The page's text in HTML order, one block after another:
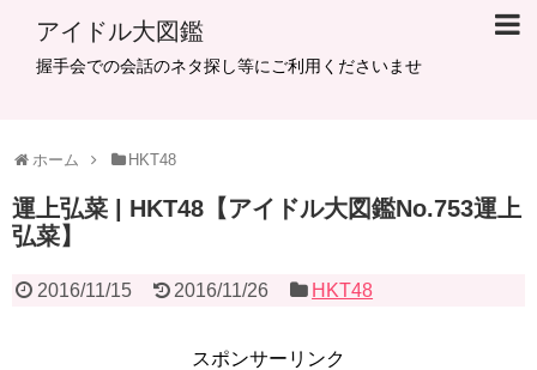
アイドル大図鑑
握手会での会話のネタ探し等にご利用くださいませ
ホーム HKT48
運上弘菜 | HKT48【アイドル大図鑑No.753運上
弘菜】
2016/11/15 2016/11/26 HKT48
スポンサーリンク